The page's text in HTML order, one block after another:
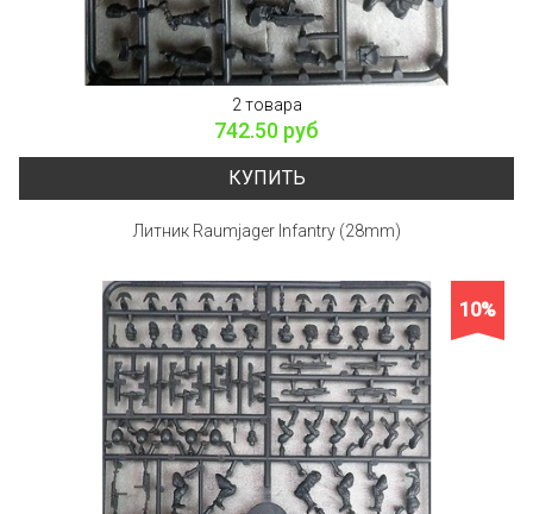
2 товара
742.50 руб
КУПИТЬ
Литник Raumjager Infantry (28mm)
10%